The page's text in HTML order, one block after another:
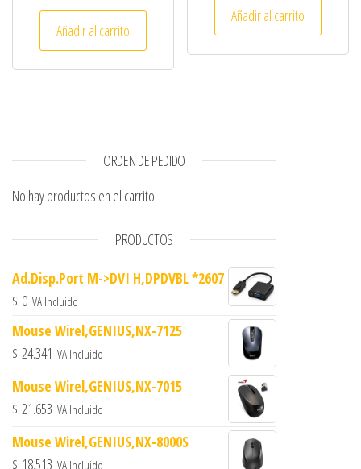
Añadir al carrito
Añadir al carrito
ORDEN DE PEDIDO
No hay productos en el carrito.
PRODUCTOS
Ad.Disp.Port M->DVI H,DPDVBL *2607
$ 0 IVA Incluido
Mouse Wirel,GENIUS,NX-7125
$ 24.341 IVA Incluido
Mouse Wirel,GENIUS,NX-7015
$ 21.653 IVA Incluido
Mouse Wirel,GENIUS,NX-8000S
$ 18.513 IVA Incluido